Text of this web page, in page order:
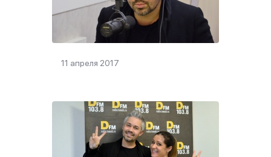
11 апреля 2017